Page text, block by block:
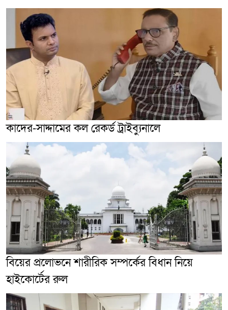
কাদের-সাদ্দামের কল রেকর্ড ট্রাইব্যুনালে
বিয়ের প্রলোভনে শারীরিক সম্পর্কের বিধান নিয়ে
হাইকোর্টের রুল